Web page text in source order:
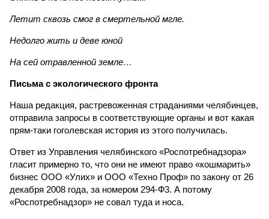
Летит сквозь смог в смертельной мгле.
Недолго жить и деве юной
На сей отравленной земле…
Письма с экологического фронта
Наша редакция, растревоженная страданиями челябинцев,
отправила запросы в соответствующие органы и вот какая
прям-таки гоголевская история из этого получилась.
Ответ из Управления челябинского «Роспотребнадзора»
гласит примерно то, что они не имеют право «кошмарить»
бизнес ООО «Улих» и ООО «Техно Проф» по закону от 26
декабря 2008 года, за номером 294-Ф3. А потому
«Роспотребнадзор» не совал туда и носа.